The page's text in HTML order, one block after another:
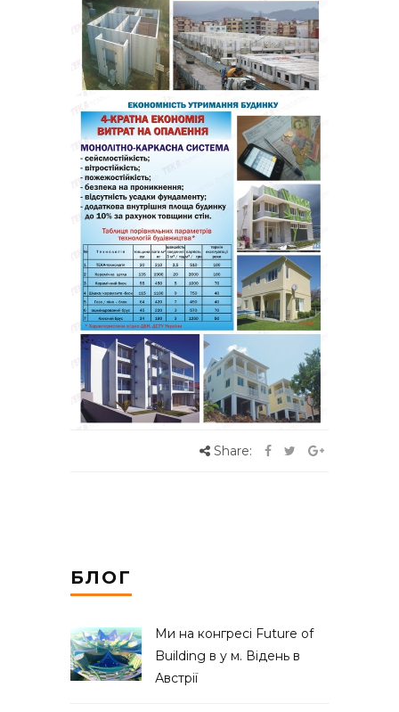
Share:
БЛОГ
Ми на конгресі Future of
Building в у м. Відень в
Австрії